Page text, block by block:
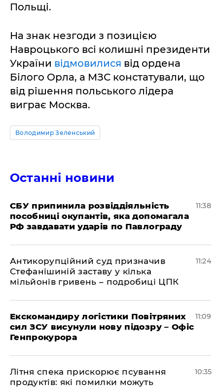
Польщі.
На знак незгоди з позицією
Навроцького всі колишні президенти
України відмовилися від ордена
Білого Орла, а МЗС констатували, що
від рішення польського лідера
виграє Москва.
Володимир Зеленський
Останні новини
СБУ припинила розвіддіяльність
пособниці окупантів, яка допомагала
РФ завдавати ударів по Павлограду
11:38
Антикорупційний суд призначив
Стефанішиній заставу у кілька
мільйонів гривень – подробиці ЦПК
11:24
Екскомандиру логістики Повітряних
сил ЗСУ висунули нову підозру – Офіс
Генпрокурора
11:09
Літня спека прискорює псування
продуктів: які помилки можуть
10:35